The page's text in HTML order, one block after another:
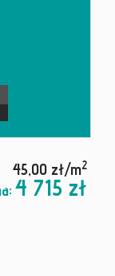
45,00 zł/m2
4 715 zł